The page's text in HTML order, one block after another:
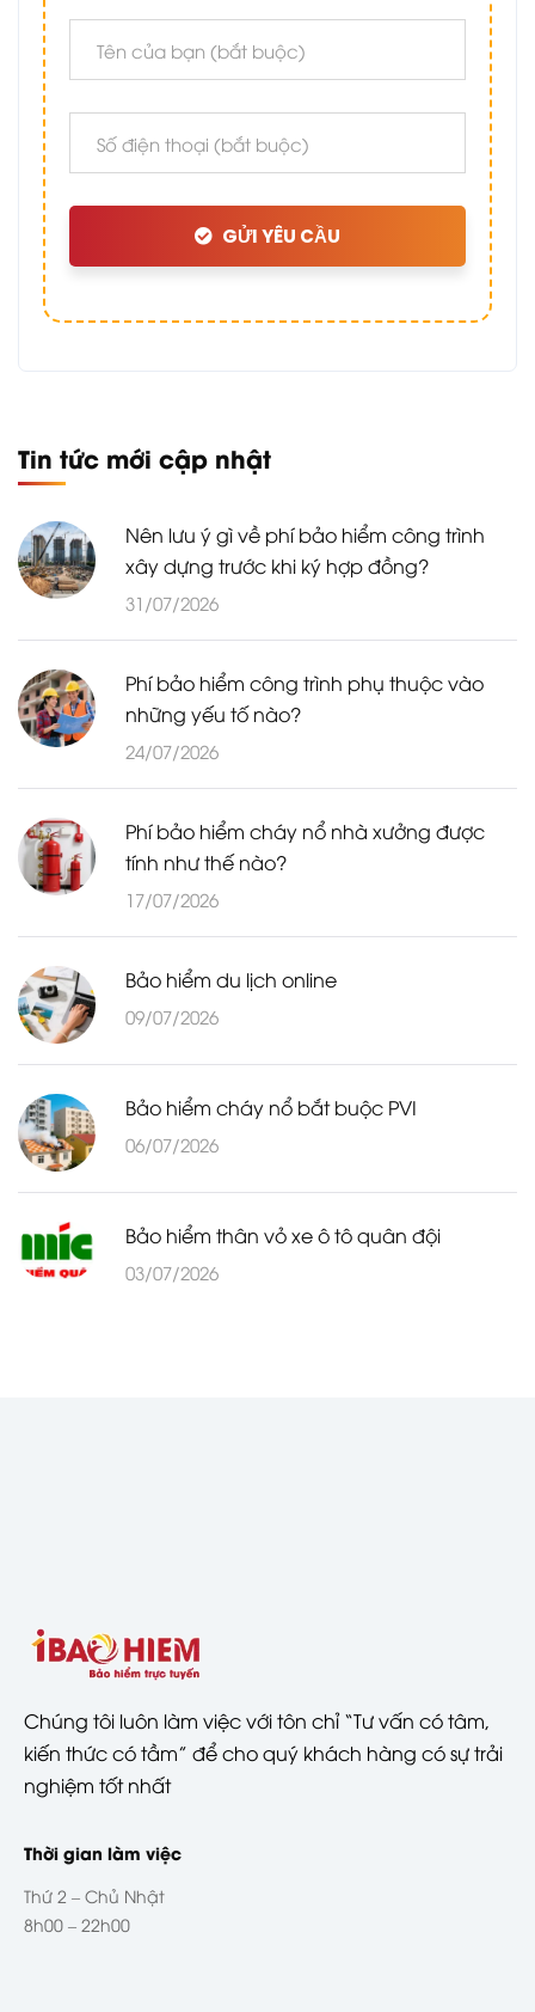
GỬI YÊU CẦU
Tin tức mới cập nhật
Nên lưu ý gì về phí bảo hiểm công trình
xây dựng trước khi ký hợp đồng?
31/07/2026
Phí bảo hiểm công trình phụ thuộc vào
những yếu tố nào?
24/07/2026
Phí bảo hiểm cháy nổ nhà xưởng được
tính như thế nào?
17/07/2026
Bảo hiểm du lịch online
09/07/2026
Bảo hiểm cháy nổ bắt buộc PVI
06/07/2026
Bảo hiểm thân vỏ xe ô tô quân đội
03/07/2026
Chúng tôi luôn làm việc với tôn chỉ “Tư vấn có tâm,
kiến thức có tầm” để cho quý khách hàng có sự trải
nghiệm tốt nhất
Thời gian làm việc
Thứ 2 – Chủ Nhật
8h00 – 22h00